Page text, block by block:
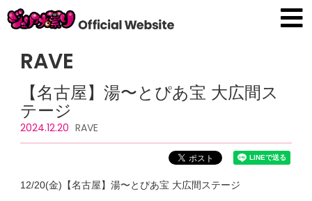
RAVE
【名古屋】湯〜とぴあ宝 大広間ス
テージ
2024.12.20 RAVE
12/20(金)【名古屋】湯〜とぴあ宝 大広間ステージ